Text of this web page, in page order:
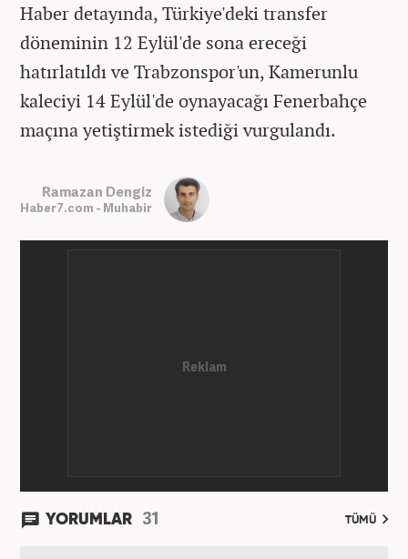
Haber detayında, Türkiye'deki transfer
döneminin 12 Eylül'de sona ereceği
hatırlatıldı ve Trabzonspor'un, Kamerunlu
kaleciyi 14 Eylül'de oynayacağı Fenerbahçe
maçına yetiştirmek istediği vurgulandı.
Ramazan Dengiz
Haber7.com - Muhabir
YORUMLAR 31 TÜMÜ